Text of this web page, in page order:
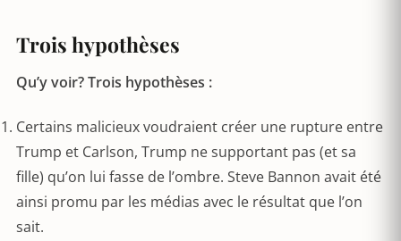
Trois hypothèses
Qu’y voir? Trois hypothèses :
Certains malicieux voudraient créer une rupture entre
Trump et Carlson, Trump ne supportant pas (et sa
fille) qu’on lui fasse de l’ombre. Steve Bannon avait été
ainsi promu par les médias avec le résultat que l’on
sait.